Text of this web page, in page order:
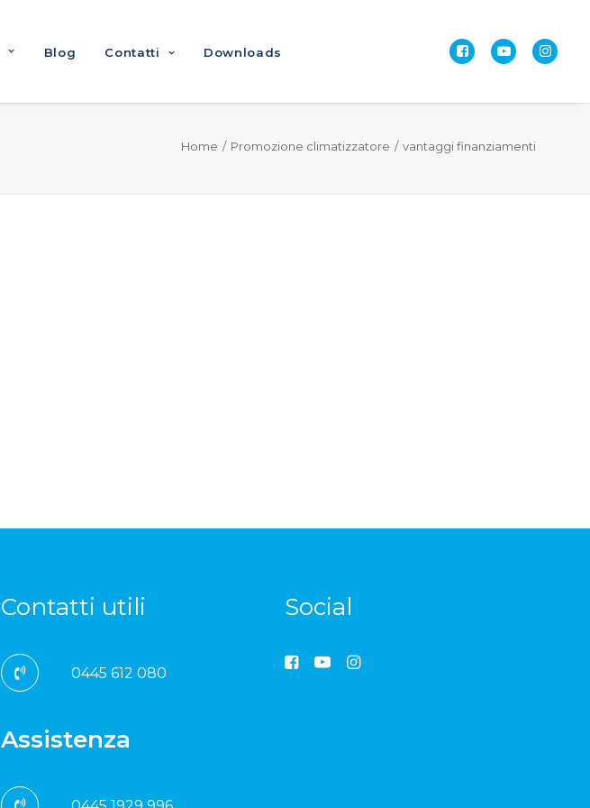
Blog Contatti Downloads
Home Promozione climatizzatore vantaggi finanziamenti
Contatti utili
0445 612 080
Assistenza
Social